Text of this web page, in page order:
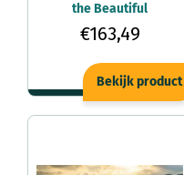
the Beautiful
450x280cm -
€163,49
Bekijk product